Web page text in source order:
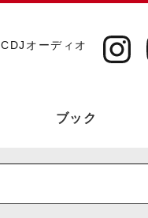
CDJオーディオ
ブック